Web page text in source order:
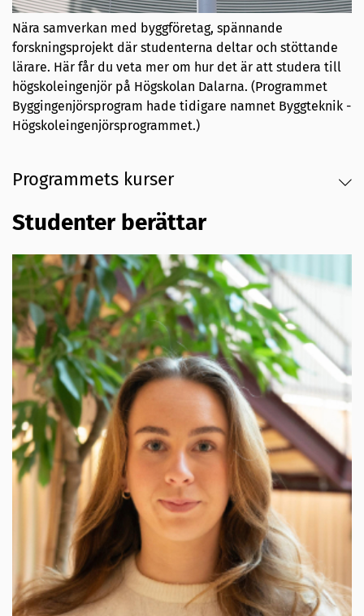
Nära samverkan med byggföretag, spännande
forskningsprojekt där studenterna deltar och stöttande
lärare. Här får du veta mer om hur det är att studera till
högskoleingenjör på Högskolan Dalarna. (Programmet
Byggingenjörsprogram hade tidigare namnet Byggteknik -
Högskoleingenjörsprogrammet.)
Programmets kurser
Studenter berättar